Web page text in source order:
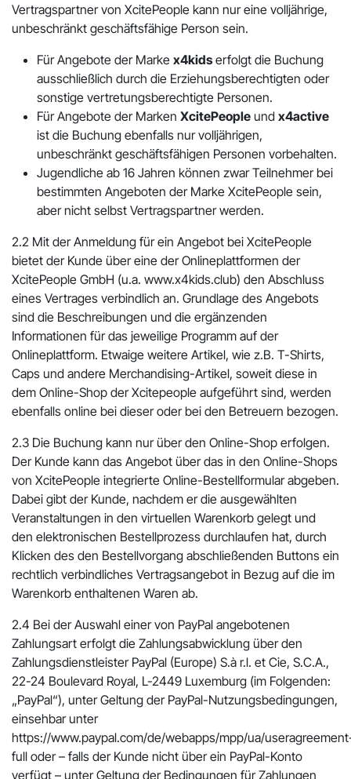
Vertragspartner von XcitePeople kann nur eine volljährige,
unbeschränkt geschäftsfähige Person sein.
Für Angebote der Marke x4kidserfolgt die Buchung
ausschließlich durch die Erziehungsberechtigten oder
sonstige vertretungsberechtigte Personen.
Für Angebote der Marken XcitePeople und x4active
ist die Buchung ebenfalls nur volljährigen,
unbeschränkt geschäftsfähigen Personen vorbehalten.
Jugendliche ab 16 Jahren können zwar Teilnehmer bei
bestimmten Angeboten der Marke XcitePeople sein,
aber nicht selbst Vertragspartner werden.
2.2 Mit der Anmeldung für ein Angebot bei XcitePeople
bietet der Kunde über eine der Onlineplattformen der
XcitePeople GmbH (u.a. www.x4kids.club) den Abschluss
eines Vertrages verbindlich an. Grundlage des Angebots
sind die Beschreibungen und die ergänzenden
Informationen für das jeweilige Programm auf der
Onlineplattform. Etwaige weitere Artikel, wie z.B. T-Shirts,
Caps und andere Merchandising-Artikel, soweit diese in
dem Online-Shop der Xcitepeople aufgeführt sind, werden
ebenfalls online bei dieser oder bei den Betreuern bezogen.
2.3 Die Buchung kann nur über den Online-Shop erfolgen.
Der Kunde kann das Angebot über das in den Online-Shops
von XcitePeople integrierte Online-Bestellformular abgeben.
Dabei gibt der Kunde, nachdem er die ausgewählten
Veranstaltungen in den virtuellen Warenkorb gelegt und
den elektronischen Bestellprozess durchlaufen hat, durch
Klicken des den Bestellvorgang abschließenden Buttons ein
rechtlich verbindliches Vertragsangebot in Bezug auf die im
Warenkorb enthaltenen Waren ab.
2.4 Bei der Auswahl einer von PayPal angebotenen
Zahlungsart erfolgt die Zahlungsabwicklung über den
Zahlungsdienstleister PayPal (Europe) S.à r.l. et Cie, S.C.A.,
22-24 Boulevard Royal, L-2449 Luxemburg (im Folgenden:
„PayPal“), unter Geltung der PayPal-Nutzungsbedingungen,
einsehbar unter
https://www.paypal.com/de/webapps/mpp/ua/
full oder – falls der Kunde nicht über ein PayPal-Konto
verfügt – unter Geltung der Bedingungen für Zahlungen